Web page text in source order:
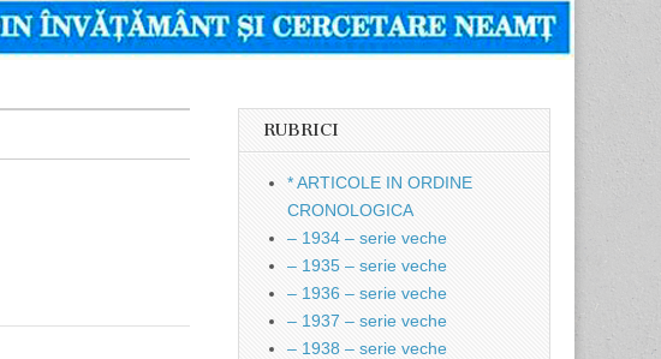
RUBRICI
* ARTICOLE IN ORDINE
CRONOLOGICA
– 1934 – serie veche
– 1935 – serie veche
– 1936 – serie veche
– 1937 – serie veche
– 1938 – serie veche